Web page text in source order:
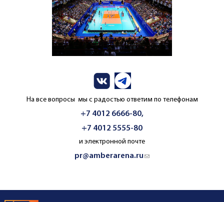
На все вопросы мы с радостью ответим по телефонам
+7 4012 6666-80,
+7 4012 5555-80
и электронной почте
pr@amberarena.ru(link sends e-mail)